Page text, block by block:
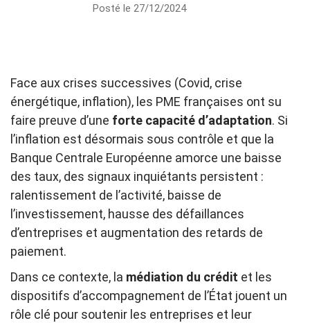
Posté le 27/12/2024
Face aux crises successives (Covid, crise
énergétique, inflation), les PME françaises ont su
faire preuve d’une forte capacité d’adaptation. Si
l’inflation est désormais sous contrôle et que la
Banque Centrale Européenne amorce une baisse
des taux, des signaux inquiétants persistent :
ralentissement de l’activité, baisse de
l’investissement, hausse des défaillances
d’entreprises et augmentation des retards de
paiement.
Dans ce contexte, la médiation du crédit et les
dispositifs d’accompagnement de l’État jouent un
rôle clé pour soutenir les entreprises et leur